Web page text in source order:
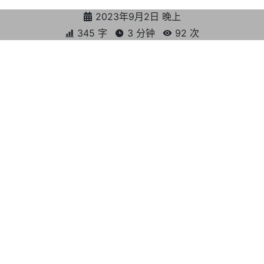
2023年9月2日 晚上
345 字
3 分钟 92 次